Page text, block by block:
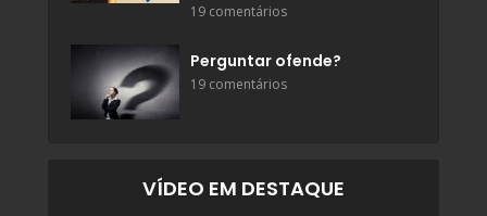
19 comentários
Perguntar ofende?
19 comentários
VÍDEO EM DESTAQUE